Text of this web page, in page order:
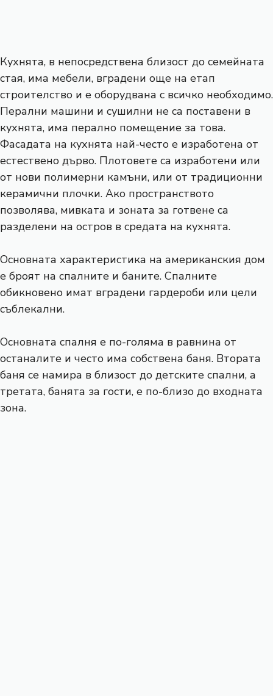
Кухнята, в непосредствена близост до семейната
стая, има мебели, вградени още на етап
строителство и е оборудвана с всичко необходимо.
Перални машини и сушилни не са поставени в
кухнята, има перално помещение за това.
Фасадата на кухнята най-често е изработена от
естествено дърво. Плотовете са изработени или
от нови полимерни камъни, или от традиционни
керамични плочки. Ако пространството
позволява, мивката и зоната за готвене са
разделени на остров в средата на кухнята.
Основната характеристика на американския дом
е броят на спалните и баните. Спалните
обикновено имат вградени гардероби или цели
съблекални.
Основната спалня е по-голяма в равнина от
останалите и често има собствена баня. Втората
баня се намира в близост до детските спални, а
третата, банята за гости, е по-близо до входната
зона.